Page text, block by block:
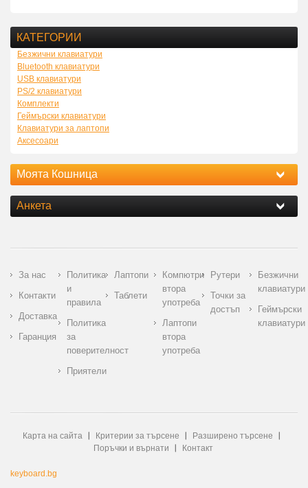
КАТЕГОРИИ
Безжични клавиатури
Bluetooth клавиатури
USB клавиатури
PS/2 клавиатури
Комплекти
Геймърски клавиатури
Клавиатури за лаптопи
Аксесоари
Моята Кошница
Анкета
За нас
Контакти
Доставка
Гаранция
Политика
и
правила
Политика
за
поверителност
Приятели
Лаптопи
Таблети
Компютри
втора
употреба
Лаптопи
втора
употреба
Рутери
Точки за
достъп
Безжични
клавиатури
Геймърски
клавиатури
Карта на сайта Критерии за търсене
Разширено търсене
Поръчки и върнати
Контакт
keyboard.bg